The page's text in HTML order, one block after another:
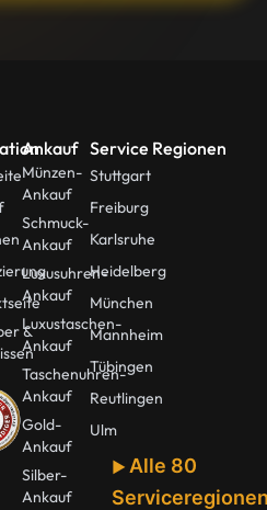
&
Ankauf
Münzen-
Ankauf
Schmuck-
Ankauf
Luxusuhren-
Ankauf
Luxustaschen-
Ankauf
Taschenuhren-
Ankauf
Gold-
Ankauf
Silber-
Ankauf
Service Regionen
Stuttgart
Freiburg
Karlsruhe
Heidelberg
München
Mannheim
Tübingen
Reutlingen
Ulm
Alle 80